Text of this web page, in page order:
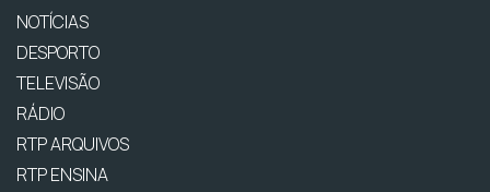
NOTÍCIAS
DESPORTO
TELEVISÃO
RÁDIO
RTP ARQUIVOS
RTP ENSINA